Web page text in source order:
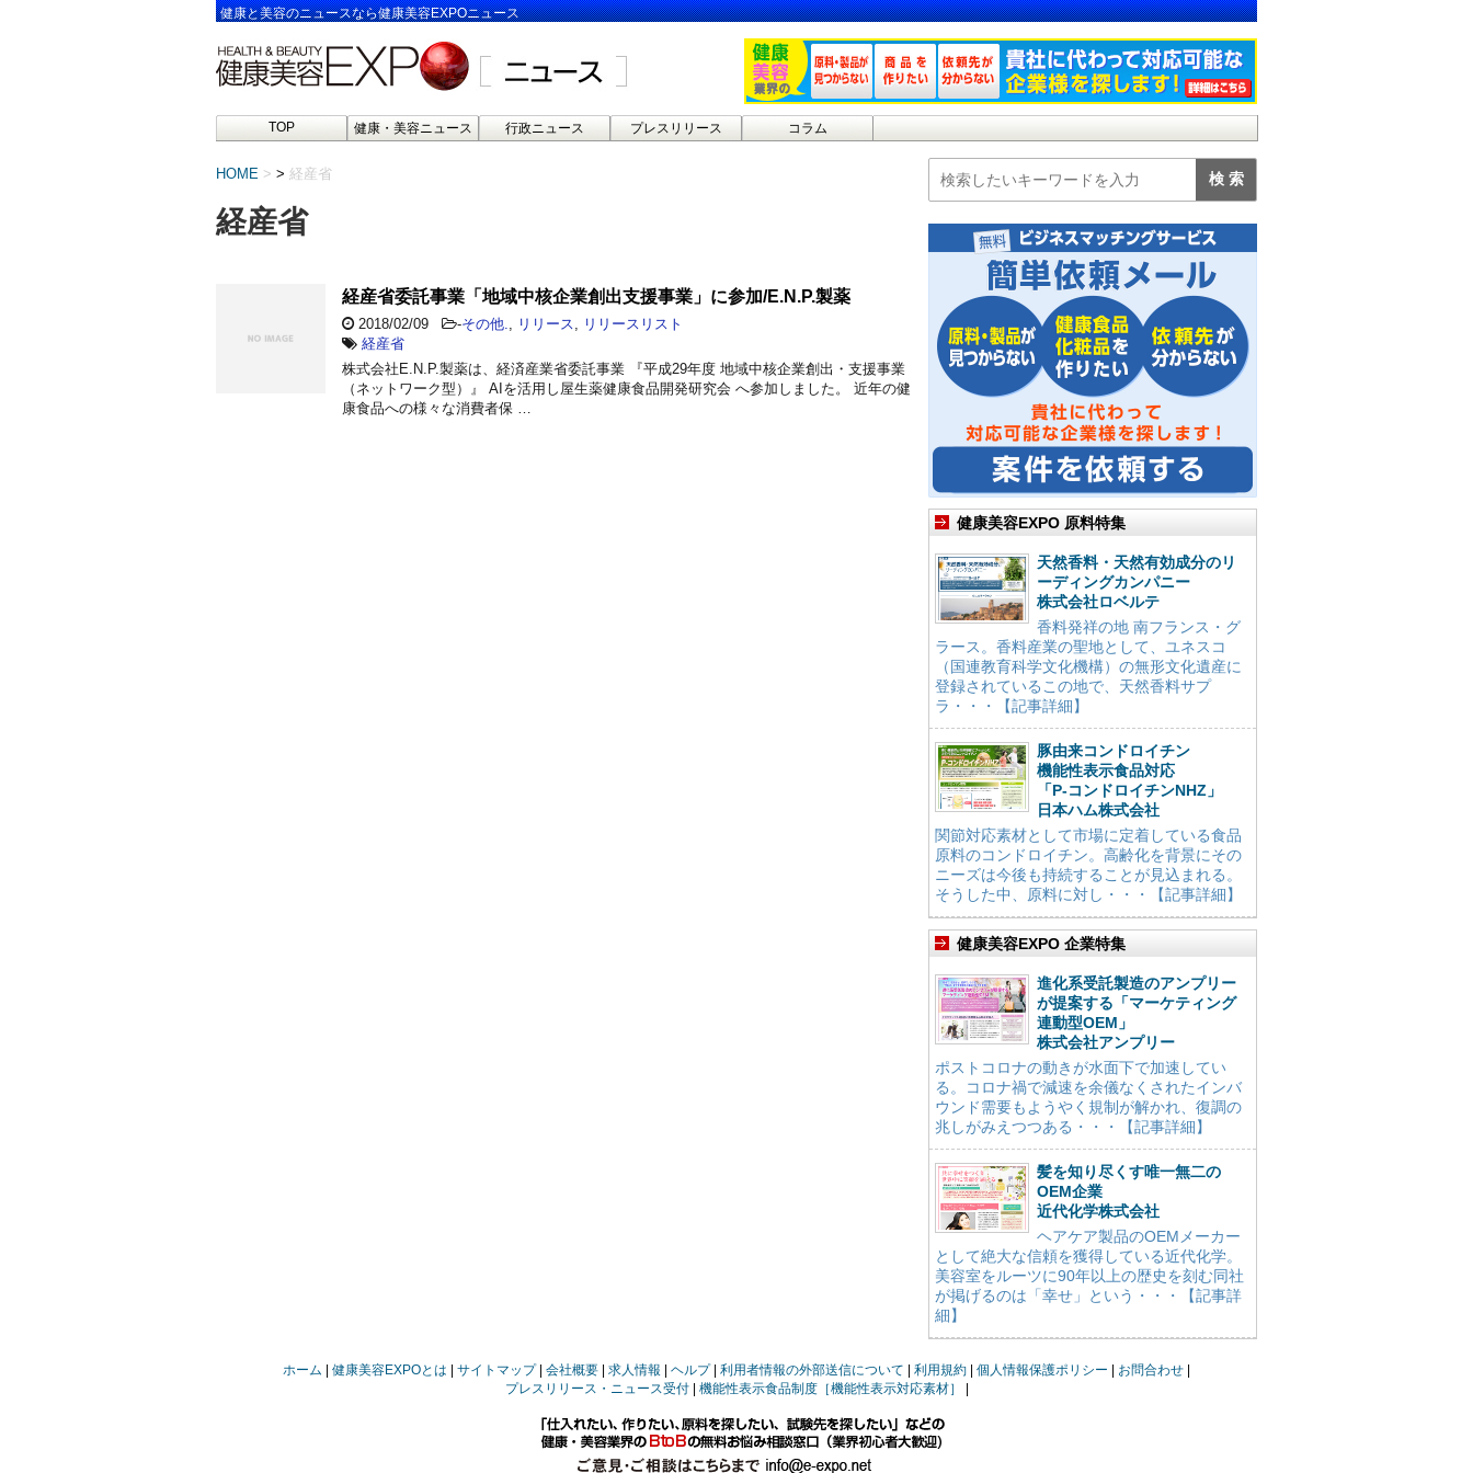
健康と美容のニュースなら健康美容EXPOニュース
TOP 健康・美容ニュース 行政ニュース プレスリリース コラム
HOME > 経産省
経産省
経産省委託事業「地域中核企業創出支援事業」に参加/E.N.P.製薬
2018/02/09 -その他. リリース
リリースリスト
経産省
株式会社E.N.P.製薬は、経済産業省委託事業 『平成29年度 地域中核企業創出・支援事業
（ネットワーク型）』 AIを活用し屋生薬健康食品開発研究会 へ参加しました。 近年の健
康食品への様々な消費者保 …
健康美容EXPO 原料特集
天然香料・天然有効成分のリ
ーディングカンパニー
株式会社ロベルテ
香料発祥の地 南フランス・グ
ラース。香料産業の聖地として、ユネスコ
（国連教育科学文化機構）の無形文化遺産に
登録されているこの地で、天然香料サプ
ラ・・・【記事詳細】
豚由来コンドロイチン
機能性表示食品対応
「P-コンドロイチンNHZ」
日本ハム株式会社
関節対応素材として市場に定着している食品
原料のコンドロイチン。高齢化を背景にその
ニーズは今後も持続することが見込まれる。
そうした中、原料に対し・・・【記事詳細】
健康美容EXPO 企業特集
進化系受託製造のアンプリー
が提案する「マーケティング
連動型OEM」
株式会社アンプリー
ポストコロナの動きが水面下で加速してい
る。コロナ禍で減速を余儀なくされたインバ
ウンド需要もようやく規制が解かれ、復調の
兆しがみえつつある・・・【記事詳細】
髪を知り尽くす唯一無二の
OEM企業
近代化学株式会社
ヘアケア製品のOEMメーカー
として絶大な信頼を獲得している近代化学。
美容室をルーツに90年以上の歴史を刻む同社
が掲げるのは「幸せ」という・・・【記事詳
細】
ホーム 健康美容EXPOとは サイトマップ 会社概要 求人情報 ヘルプ 利用者情報の外部送信について 利用規約 個人情報保護ポリシー
お問合わせ
プレスリリース・ニュース受付
機能性表示食品制度［機能性表示対応素材］